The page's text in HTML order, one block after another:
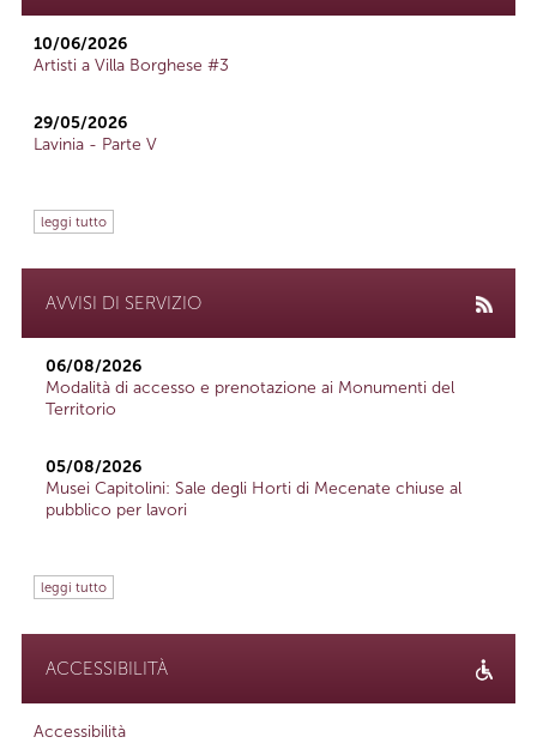
10/06/2026
Artisti a Villa Borghese #3
29/05/2026
Lavinia - Parte V
leggi tutto
AVVISI DI SERVIZIO
06/08/2026
Modalità di accesso e prenotazione ai Monumenti del
Territorio
05/08/2026
Musei Capitolini: Sale degli Horti di Mecenate chiuse al
pubblico per lavori
leggi tutto
ACCESSIBILITÀ
Accessibilità